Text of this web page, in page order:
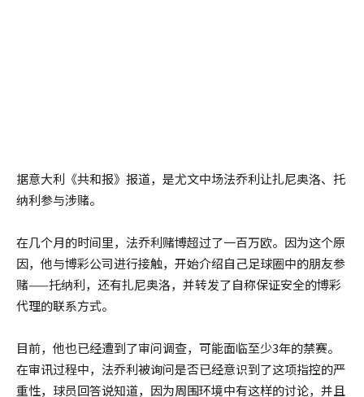
据意大利《共和报》报道，是尤文中场法乔利让扎尼奥洛、托
纳利参与涉赌。
在几个月的时间里，法乔利赌博超过了一百万欧。因为这个原
因，他与博彩公司进行接触，开始介绍自己足球圈中的朋友参
赌——托纳利，还有扎尼奥洛，并转发了自称保证安全的博彩
代理的联系方式。
目前，他也已经遭到了审问调查，可能面临至少3年的禁赛。
在审讯过程中，法乔利被询问是否已经意识到了这项指控的严
重性，球员回答说知道，因为周围环境中有这样的讨论，并且